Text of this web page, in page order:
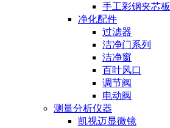
手工彩钢夹芯板
净化配件
过滤器
洁净门系列
洁净窗
百叶风口
调节阀
电动阀
测量分析仪器
凯视迈显微镜